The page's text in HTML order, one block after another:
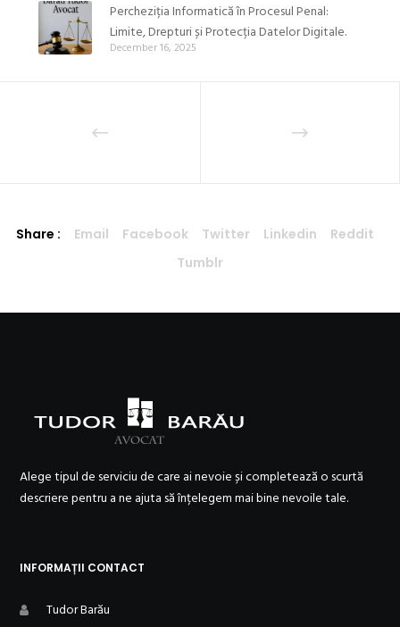
Percheziția Informatică în Procesul Penal:
Limite, Drepturi și Protecția Datelor Digitale.
December 16, 2025
Share : Email Facebook Twitter Linkedin
Reddit
Tumblr
Alege tipul de serviciu de care ai nevoie și completează o scurtă
descriere pentru a ne ajuta să înțelegem mai bine nevoile tale.
INFORMAȚII CONTACT
Tudor Barău